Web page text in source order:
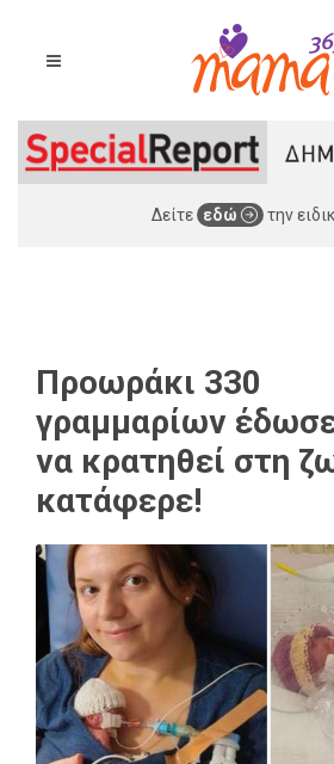
Δείτε εδώ την
Προωράκι 330
γραμμαρίων
να κρατηθεί στη
κατάφερε!